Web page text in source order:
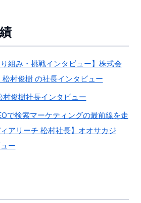
り組み・挑戦インタビュー】株式会
村俊樹 の社長インタビュー
村俊樹社長インタビュー
で検索マーケティングの最前線を走
アリーチ 松村社長】オオサカジ
ー